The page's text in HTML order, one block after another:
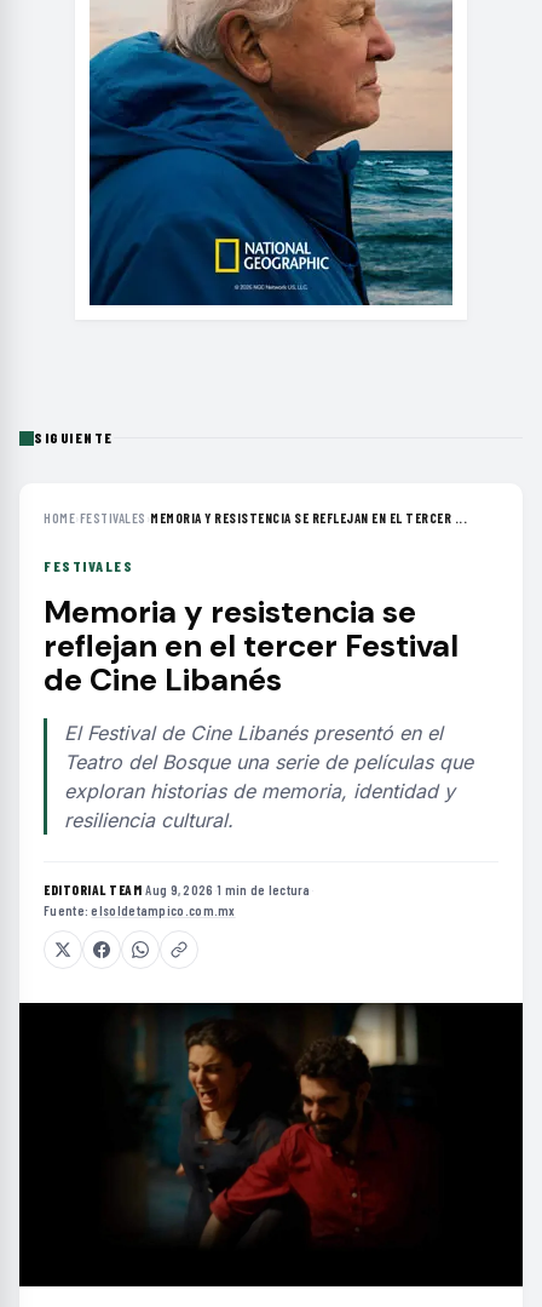
SIGUIENTE
HOME›FESTIVALES ›MEMORIA Y RESISTENCIA SE REFLEJAN EN EL TERCER ...
FESTIVALES
Memoria y resistencia se
reflejan en el tercer Festival
de Cine Libanés
El Festival de Cine Libanés presentó en el
Teatro del Bosque una serie de películas que
exploran historias de memoria, identidad y
resiliencia cultural.
EDITORIAL TEAM·Aug 9, 2026 ·1 min de lectura ·
Fuente:elsoldetampico.com.mx